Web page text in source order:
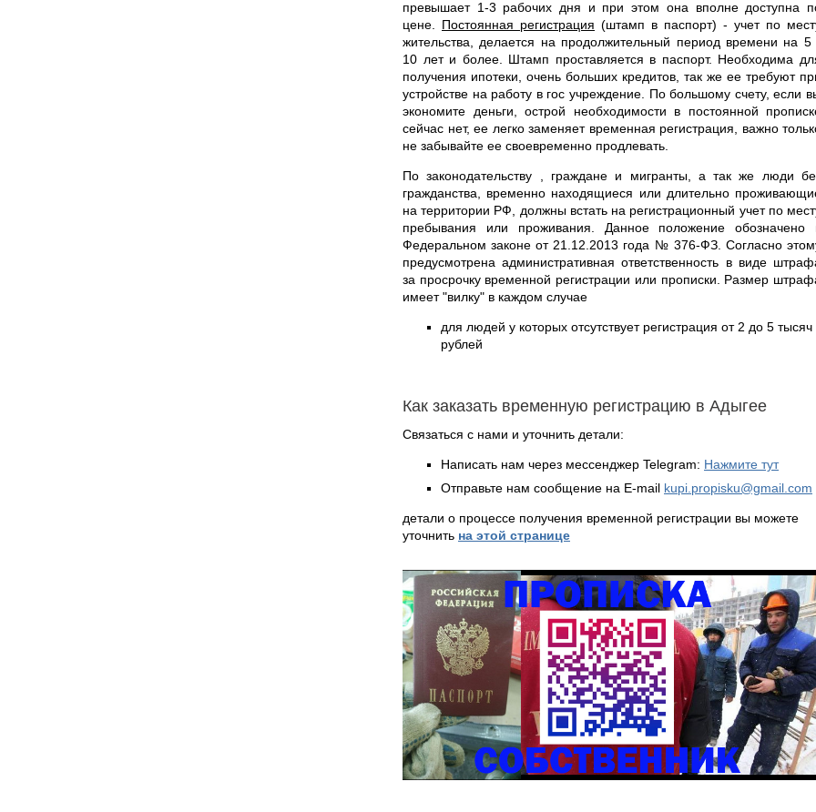
превышает 1-3 рабочих дня и при этом она вполне доступна
цене. Постоянная регистрация (штамп в паспорт) - учет по
жительства, делается на продолжительный период времени на 5
10 лет и более. Штамп проставляется в паспорт. Необходима
получения ипотеки, очень больших кредитов, так же ее требуют
устройстве на работу в гос учреждение. По большому счету, если
экономите деньги, острой необходимости в постоянной
сейчас нет, ее легко заменяет временная регистрация, важно
не забывайте ее своевременно продлевать.
По законодательству , граждане и мигранты, а так же люди
гражданства, временно находящиеся или длительно
на территории РФ, должны встать на регистрационный учет по
пребывания или проживания. Данное положение обозначено
Федеральном законе от 21.12.2013 года № 376-ФЗ. Согласно
предусмотрена административная ответственность в виде
за просрочку временной регистрации или прописки. Размер
имеет "вилку" в каждом случае
для людей у которых отсутствует регистрация от 2 до 5 тысяч
рублей
Как заказать временную регистрацию в Адыгее
Связаться с нами и уточнить детали:
Написать нам через мессенджер Telegram: Нажмите тут
Отправьте нам сообщение на E-mail kupi.propisku@gmail.com
детали о процессе получения временной регистрации вы можете
уточнить на этой странице